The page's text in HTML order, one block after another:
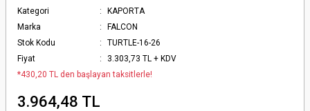
Kategori
KAPORTA
Marka
FALCON
Stok Kodu
TURTLE-16-26
Fiyat
3.303,73 TL + KDV
*430,20 TL den başlayan taksitlerle!
3.964,48 TL